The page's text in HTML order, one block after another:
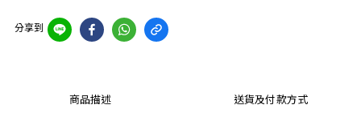
分享到
商品描述 送貨及付款方式